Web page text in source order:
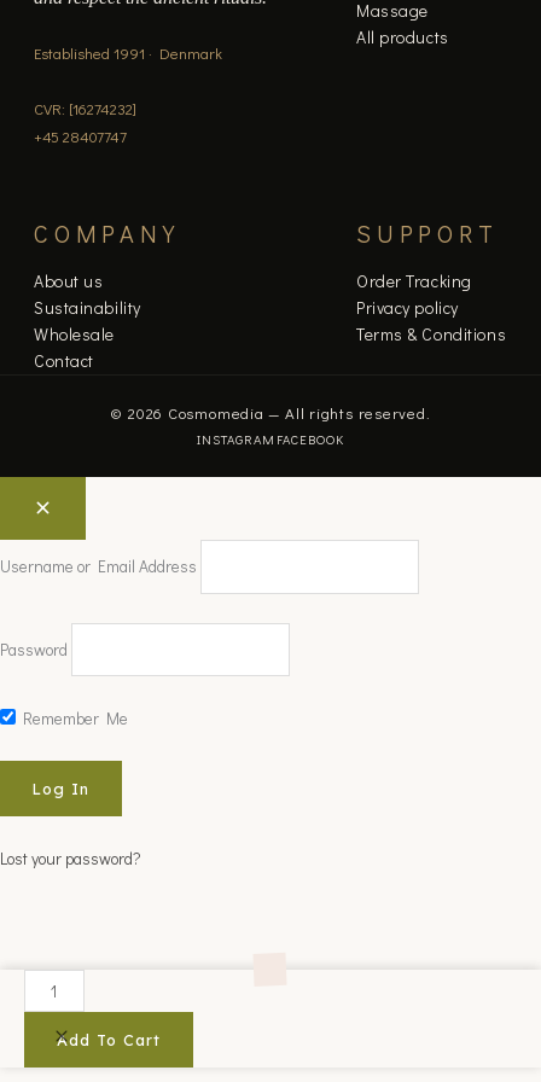
Established 1991 · Denmark
CVR: [16274232]
+45 28407747
Massage
All products
COMPANY
About us
Sustainability
Wholesale
Contact
SUPPORT
Order Tracking
Privacy policy
Terms & Conditions
© 2026 Cosmomedia — All rights reserved.
INSTAGRAM FACEBOOK
Username or Email Address
Password
Remember Me
Lost your password?
CHARCOAL
(KUL)
MASKEAdd To Cart